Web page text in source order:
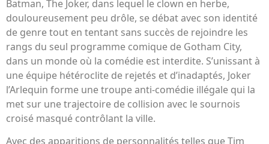
Batman, The Joker, dans lequel le clown en herbe,
douloureusement peu drôle, se débat avec son identité
de genre tout en tentant sans succès de rejoindre les
rangs du seul programme comique de Gotham City,
dans un monde où la comédie est interdite. S’unissant à
une équipe hétéroclite de rejetés et d’inadaptés, Joker
l’Arlequin forme une troupe anti-comédie illégale qui la
met sur une trajectoire de collision avec le sournois
croisé masqué contrôlant la ville.
Avec des apparitions de personnalités telles que Tim